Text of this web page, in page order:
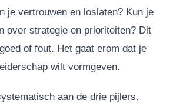
je vertrouwen en loslaten? Kun je
over strategie en prioriteiten? Dit
of fout. Het gaat erom dat je
wilt vormgeven.
aan de drie pijlers.